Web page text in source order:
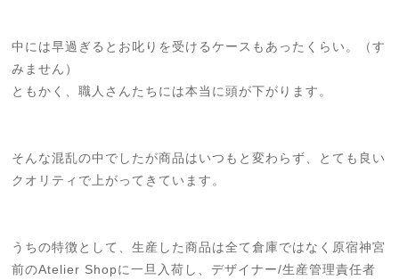
中には早過ぎるとお叱りを受けるケースもあったくらい。（す
みません）
ともかく、職人さんたちには本当に頭が下がります。
そんな混乱の中でしたが商品はいつもと変わらず、とても良い
クオリティで上がってきています。
うちの特徴として、生産した商品は全て倉庫ではなく原宿神宮
前のAtelier Shopに一旦入荷し、デザイナー/生産管理責任者